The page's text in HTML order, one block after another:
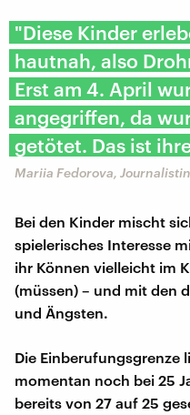
"Diese Kinder
hautnah, also
Erst am 4. April
angegriffen, da
getötet. Das ist
Mariia Fedorova, Journalistin
Bei den Kinder mischt
spielerisches Interesse
ihr Können vielleicht im
(müssen) – und mit den
und Ängsten.
Die Einberufungsgrenze
momentan noch bei 25
bereits von 27 auf 25